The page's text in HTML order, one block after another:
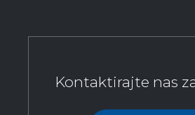
Kontaktirajte nas